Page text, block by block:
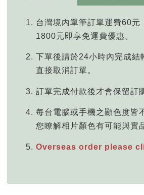
台灣境內單筆訂單運費60元
1800元即享免運費優惠。
下單後請於24小時內完成結
直接取消訂單。
訂單完成付款後才會保留訂
每台電腦或手機之顯色度皆
您瞭解相片顏色有可能與實
Overseas order please